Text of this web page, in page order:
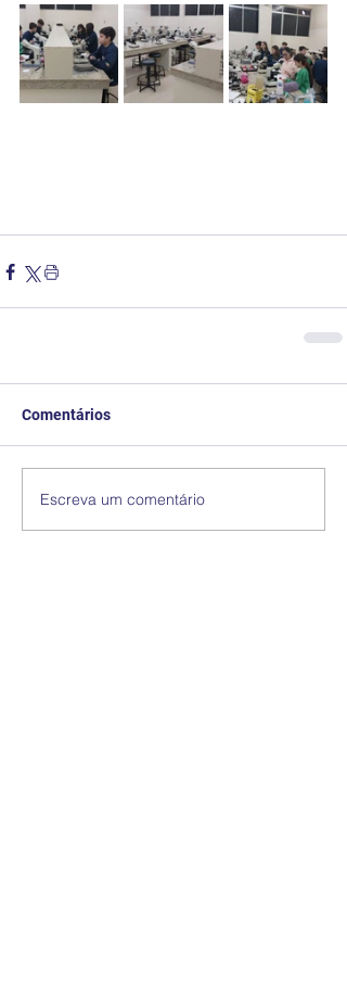
Comentários
Escreva um comentário